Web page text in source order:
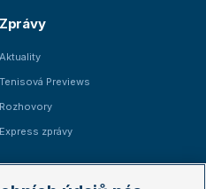
Zprávy
Aktuality
Tenisová Previews
Rozhovory
Express zprávy